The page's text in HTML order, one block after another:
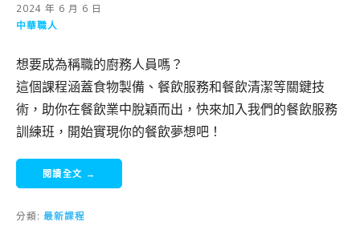
2024 年 6 月 6 日
中華職人
想要成為稱職的廚務人員嗎？
這個課程涵蓋食物製備、餐飲服務和餐飲清潔等關鍵技
術，助你在餐飲業中脫穎而出，快來加入我們的餐飲服務
訓練班，開始實現你的餐飲夢想吧！
閱讀全文 →
分類: 最新課程